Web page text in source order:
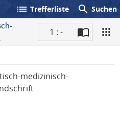
list Trefferliste search Suchen
1 : -
medizinisch-